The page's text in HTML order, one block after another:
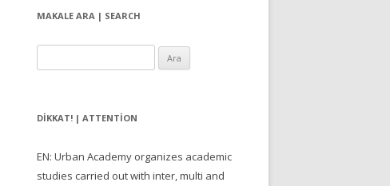
MAKALE ARA | SEARCH
DIKKAT! | ATTENTION
EN: Urban Academy organizes academic
studies carried out with inter, multi and